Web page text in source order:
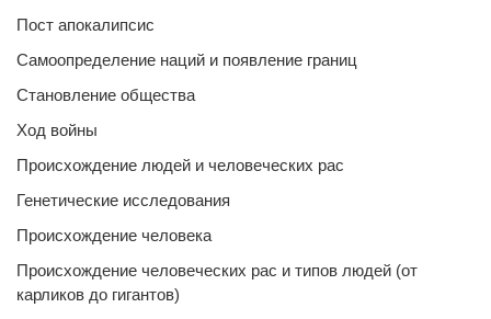
Пост апокалипсис
Самоопределение наций и появление границ
Становление общества
Ход войны
Происхождение людей и человеческих рас
Генетические исследования
Происхождение человека
Происхождение человеческих рас и типов людей (от
карликов до гигантов)